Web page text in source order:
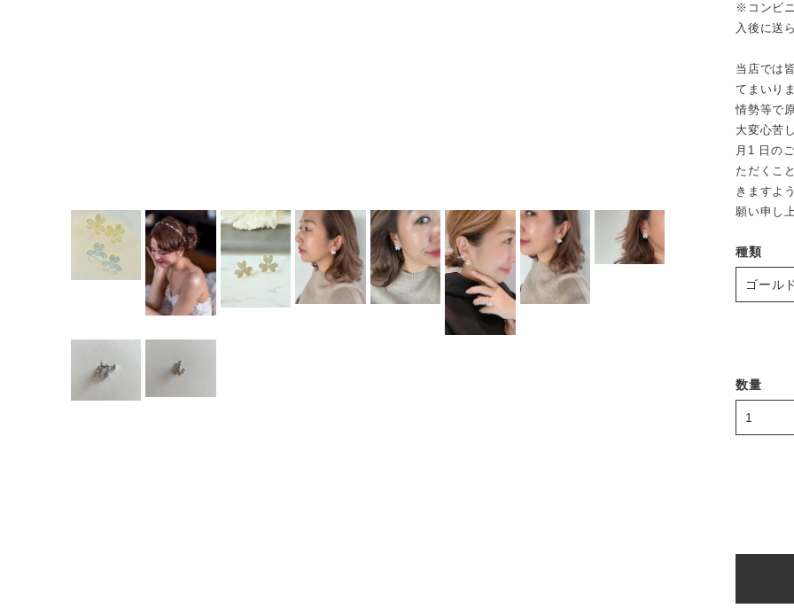
※コンビ
入後に送
当店では
てまいり
情勢等で
大変心苦
月1 日の
ただくこ
きますよ
願い申し
種類
数量